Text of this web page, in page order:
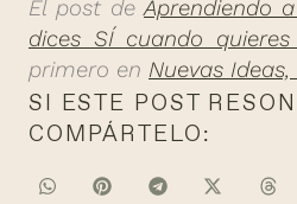
El post deAprendiendo
dices SÍ cuando
primero en Nuevas
SI ESTE POST
COMPÁRTELO: